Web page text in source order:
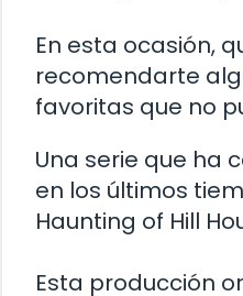
En esta ocasión,
recomendarte
favoritas que no
Una serie que ha
en los últimos
Haunting of Hill
Esta producción